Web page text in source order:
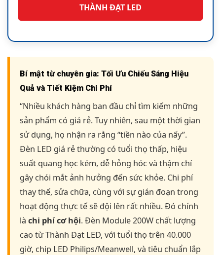
THÀNH ĐẠT LED
Bí mật từ chuyên gia: Tối Ưu Chiếu Sáng Hiệu
Quả và Tiết Kiệm Chi Phí
“Nhiều khách hàng ban đầu chỉ tìm kiếm những
sản phẩm có giá rẻ. Tuy nhiên, sau một thời gian
sử dụng, họ nhận ra rằng “tiền nào của nấy”.
Đèn LED giá rẻ thường có tuổi thọ thấp, hiệu
suất quang học kém, dễ hỏng hóc và thậm chí
gây chói mắt ảnh hưởng đến sức khỏe. Chi phí
thay thế, sửa chữa, cùng với sự gián đoạn trong
hoạt động thực tế sẽ đội lên rất nhiều. Đó chính
là chi phí cơ hội. Đèn Module 200W chất lượng
cao từ Thành Đạt LED, với tuổi thọ trên 40.000
giờ, chip LED Philips/Meanwell, và tiêu chuẩn lắp